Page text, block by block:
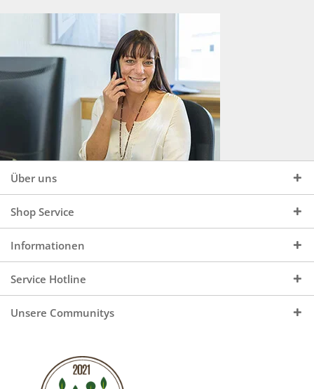
Über uns
Shop Service
Informationen
Service Hotline
Unsere Communitys